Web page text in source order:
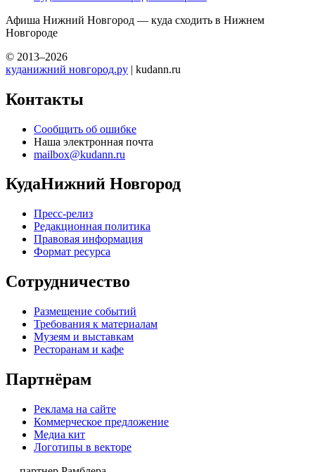
Афиша Нижний Новгород — куда сходить в Нижнем
Новгороде
© 2013–2026
куданижний новгород.ру | kudann.ru
Контакты
Сообщить об ошибке
Наша электронная почта
mailbox@kudann.ru
КудаНижний Новгород
Пресс-релиз
Редакционная политика
Правовая информация
Формат ресурса
Сотрудничество
Размещение событий
Требования к материалам
Музеям и выставкам
Ресторанам и кафе
Партнёрам
Реклама на сайте
Коммерческое предложение
Медиа кит
Логотипы в векторе